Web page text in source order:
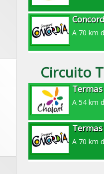
A 70 km
Circuito
A 54 km
A 70 km